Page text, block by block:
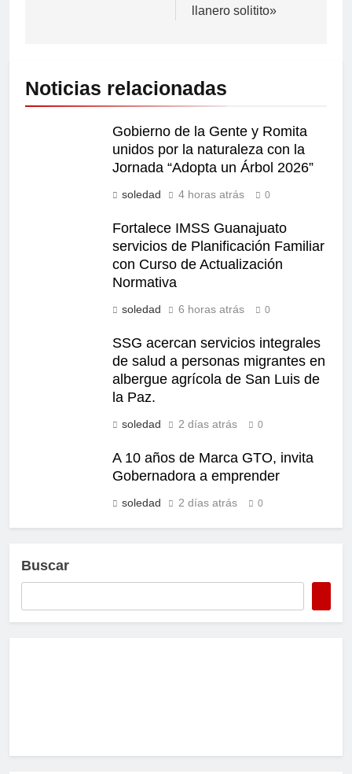
llanero solitito»
Noticias relacionadas
Gobierno de la Gente y Romita
unidos por la naturaleza con la
Jornada “Adopta un Árbol 2026”
soledad 4 horas atrás 0
Fortalece IMSS Guanajuato
servicios de Planificación Familiar
con Curso de Actualización
Normativa
soledad 6 horas atrás 0
SSG acercan servicios integrales
de salud a personas migrantes en
albergue agrícola de San Luis de
la Paz.
soledad 2 días atrás 0
A 10 años de Marca GTO, invita
Gobernadora a emprender
soledad 2 días atrás 0
Buscar